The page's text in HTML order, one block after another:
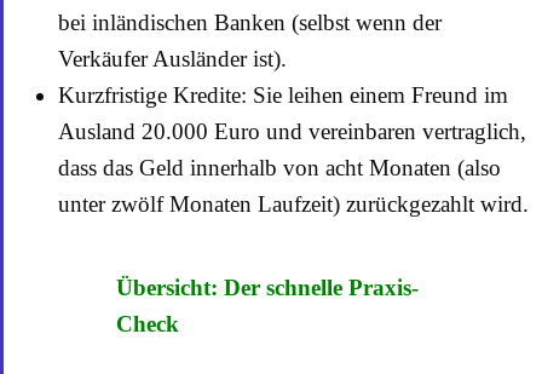
bei inländischen Banken (selbst wenn der
Verkäufer Ausländer ist).
Kurzfristige Kredite: Sie leihen einem Freund im
Ausland 20.000 Euro und vereinbaren vertraglich,
dass das Geld innerhalb von acht Monaten (also
unter zwölf Monaten Laufzeit) zurückgezahlt wird.
Übersicht: Der schnelle Praxis-
Check